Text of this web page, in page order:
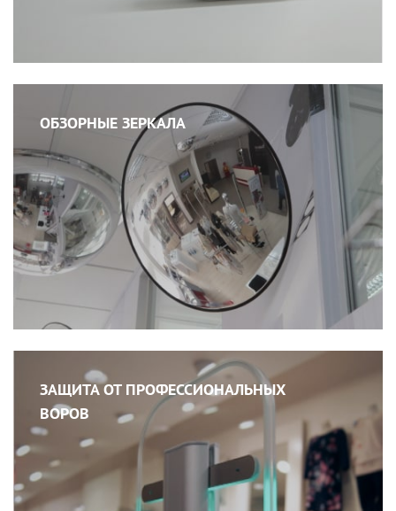
ОБЗОРНЫЕ ЗЕРКАЛА
ЗАЩИТА ОТ ПРОФЕССИОНАЛЬНЫХ
ВОРОВ